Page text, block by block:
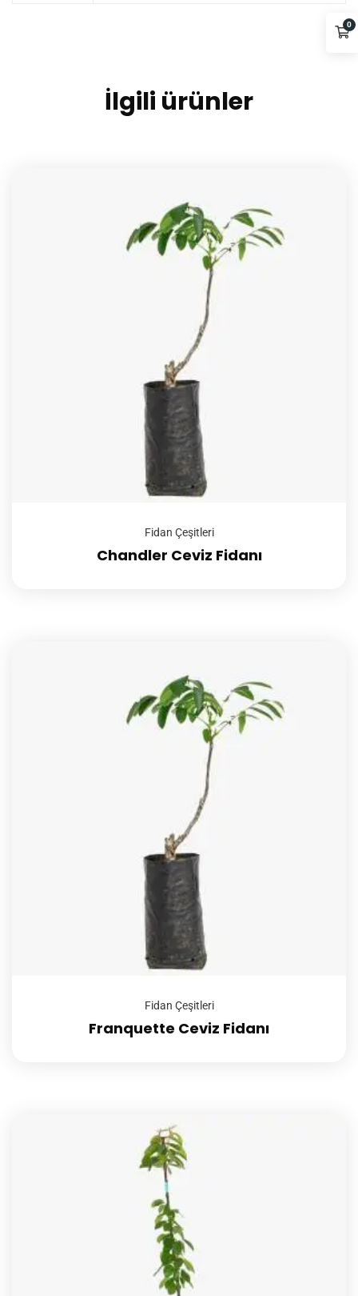
İlgili ürünler
Fidan Çeşitleri
Chandler Ceviz Fidanı
Fidan Çeşitleri
Franquette Ceviz Fidanı
0